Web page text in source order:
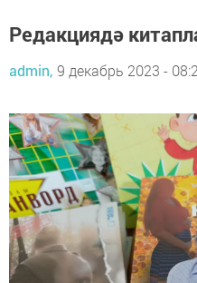
Редакциядә
admin, 9 декабрь 2023 -